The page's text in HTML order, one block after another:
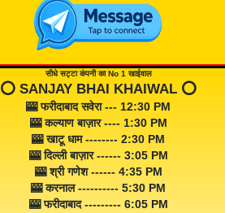
सीधे सट्टा कंपनी का No 1 खाईवाल
⭕️ SANJAY BHAI KHAIWAL ⭕️
🎰 फरीदाबाद सवेरा --- 12:30 PM
🎰 कल्याण बाज़ार ---- 1:30 PM
🎰 खाटू धाम -------- 2:30 PM
🎰 दिल्ली बाज़ार ------ 3:05 PM
🎰 श्री गणेश ------ 4:35 PM
🎰 करनाल ---------- 5:30 PM
🎰 फरीदाबाद --------- 6:05 PM